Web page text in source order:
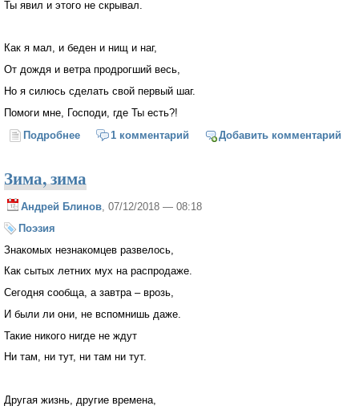
Ты явил и этого не скрывал.
Как я мал, и беден и нищ и наг,
От дождя и ветра продрогший весь,
Но я силюсь сделать свой первый шаг.
Помоги мне, Господи, где Ты есть?!
Подробнее о Помоги мне, Господи, помоги!
1 комментарий Добавить комментарий
Зима, зима
Андрей Блинов , 07/12/2018 — 08:18
Поэзия
Знакомых незнакомцев развелось,
Как сытых летних мух на распродаже.
Сегодня сообща, а завтра – врозь,
И были ли они, не вспомнишь даже.
Такие никого нигде не ждут
Ни там, ни тут, ни там ни тут.
Другая жизнь, другие времена,